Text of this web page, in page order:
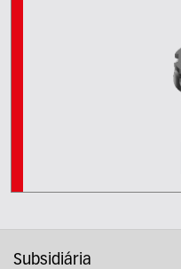
Subsidiária